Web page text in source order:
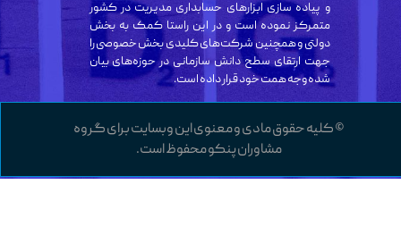
© کلیه حقوق مادی و معنوی این وبسایت برای گروه
مشاوران پنکو محفوظ است.
و پیاده سازی ابزارهای حسابداری مدیریت در کشور
متمرکز نموده است و در این راستا کمک به بخش
دولتی و همچنین شرکت‌های کلیدی بخش خصوصی را
جهت ارتقای سطح دانش سازمانی در حوزه‌های بیان
شده وجه همت خود قرار داده است.